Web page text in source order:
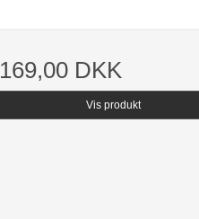
169,00 DKK
Vis produkt